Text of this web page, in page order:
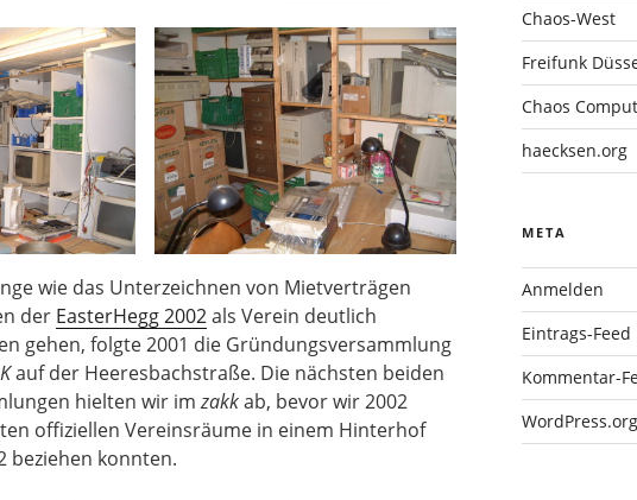
wie das Unterzeichnen von Mietverträgen
der EasterHegg 2002als Verein deutlich
gehen, folgte 2001 die Gründungsversammlung
auf der Heeresbachstraße. Die nächsten beiden
hielten wir imzakkab, bevor wir 2002
offiziellen Vereinsräume in einem Hinterhof
beziehen konnten.
Chaos-West
Freifunk
Chaos
haecksen.org
META
Anmelden
Eintrags-Feed
Kommentar-
WordPress.org